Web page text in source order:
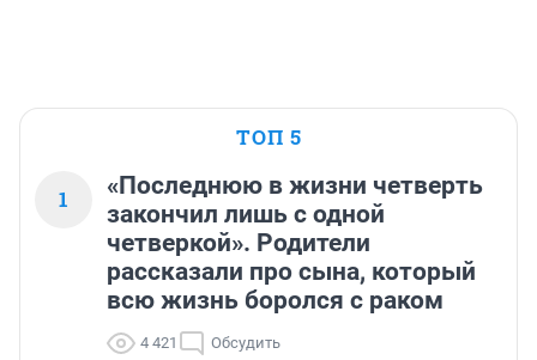
ТОП 5
1
«Последнюю в жизни четверть
закончил лишь с одной
четверкой». Родители
рассказали про сына, который
всю жизнь боролся с раком
4 421 Обсудить